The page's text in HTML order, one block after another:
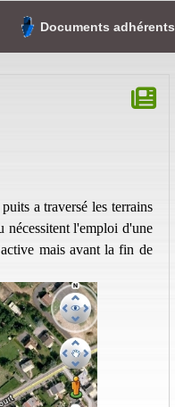
Documents adhérents
a traversé les terrains
nécessitent l'emploi d'une
mais avant la fin de